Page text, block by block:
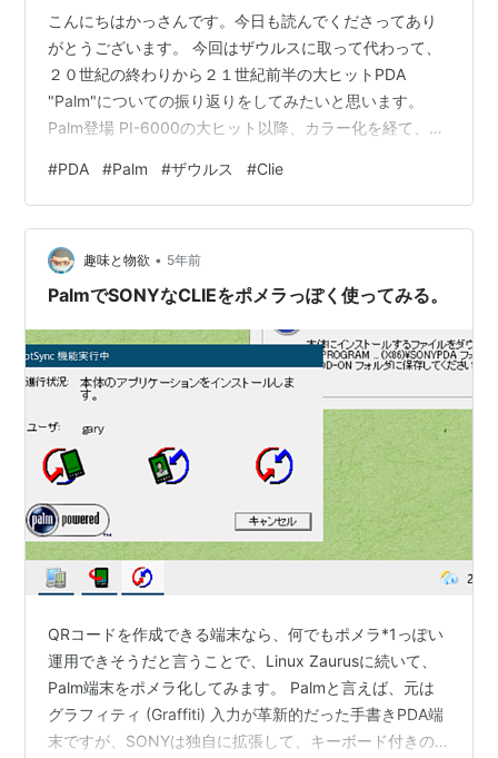
こんにちはかっさんです。今日も読んでくださってあり
がとうございます。 今回はザウルスに取って代わって、
２０世紀の終わりから２１世紀前半の大ヒットPDA
"Palm"についての振り返りをしてみたいと思います。
Palm登場 PI-6000の大ヒット以降、カラー化を経て、イ
いくザウルス。 カラーモデル（カラーザウルス）は、弁
当箱のような分厚く大きなサイズとなり、直後に一転し
て小さなカラーモデル（ザウルスカラーポケット）が出
たのですが、色の再現性もイマイチ。加えて液晶の輝度
が暗かったのは致命的でした。にも関わらず価格は１０
#PDA #Palm #ザウルス #Clie
趣味と物欲 • 5年前
PalmでSONYなCLIEをポメラっぽく使ってみる。
QRコードを作成できる端末なら、何でもポメラ*1っぽい
運用できそうだと言うことで、Linux Zaurusに続いて、
Palm端末をポメラ化してみます。 Palmと言えば、元は
グラフィティ (Graffiti) 入力が革新的だった手書きPDA端
末ですが、SONYは独自に拡張して、キーボード付きの